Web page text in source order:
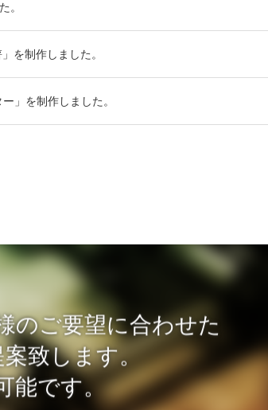
。
を制作しました。
」を制作しました。
のご要望に合わせた
致します。
能です。